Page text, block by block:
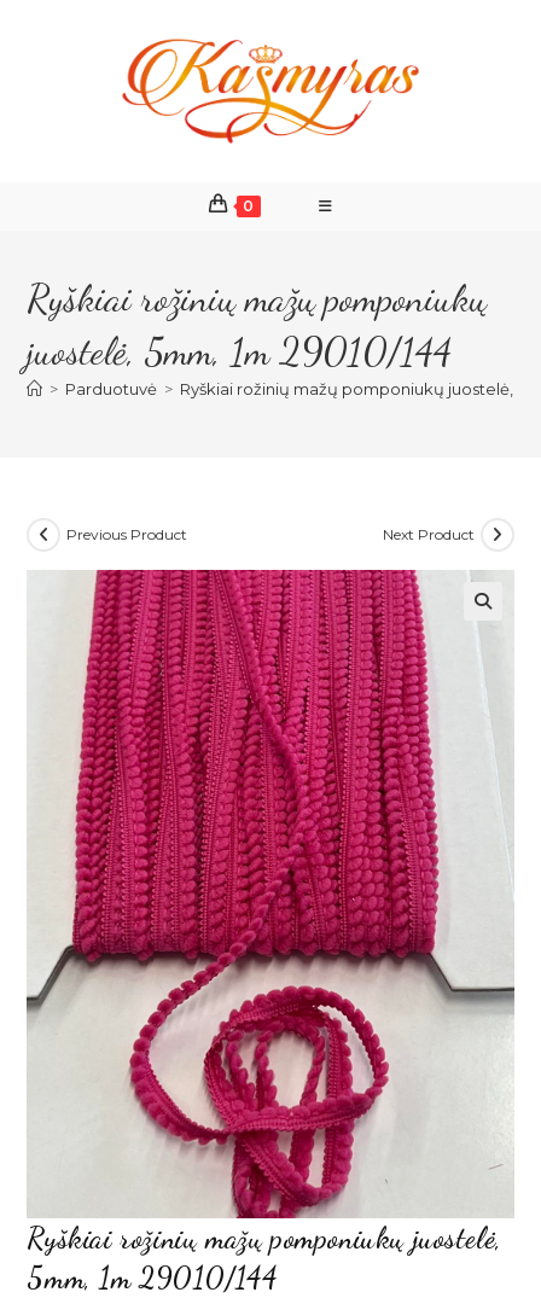
0
Ryškiai rožinių mažų pomponiukų
juostelė, 5mm, 1m 29010/144
> Parduotuvė > Ryškiai rožinių mažų pomponiukų juostelė,
Previous Product Next Product
Ryškiai rožinių mažų pomponiukų juostelė,
5mm, 1m 29010/144